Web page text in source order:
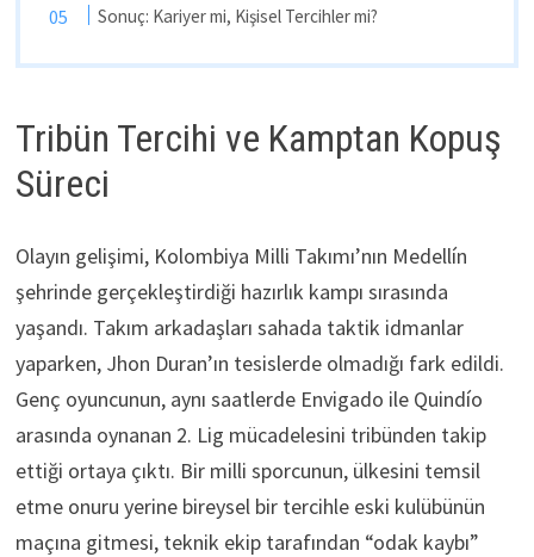
Sonuç: Kariyer mi, Kişisel Tercihler mi?
Tribün Tercihi ve Kamptan Kopuş
Süreci
Olayın gelişimi, Kolombiya Milli Takımı’nın Medellín
şehrinde gerçekleştirdiği hazırlık kampı sırasında
yaşandı. Takım arkadaşları sahada taktik idmanlar
yaparken, Jhon Duran’ın tesislerde olmadığı fark edildi.
Genç oyuncunun, aynı saatlerde Envigado ile Quindío
arasında oynanan 2. Lig mücadelesini tribünden takip
ettiği ortaya çıktı. Bir milli sporcunun, ülkesini temsil
etme onuru yerine bireysel bir tercihle eski kulübünün
maçına gitmesi, teknik ekip tarafından “odak kaybı”